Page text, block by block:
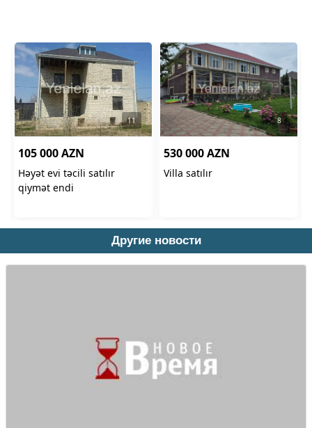
Другие новости